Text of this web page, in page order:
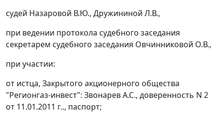
судей Назаровой В.Ю., Дружининой Л.В.,
при ведении протокола судебного заседания
секретарем судебного заседания Овчинниковой О.В.,
при участии:
от истца, Закрытого акционерного общества
"Регионгаз-инвест": Звонарев А.С., доверенность N 2
от 11.01.2011 г.., паспорт;